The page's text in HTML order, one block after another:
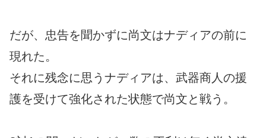
だが、忠告を聞かずに尚文はナディアの前に
現れた。
それに残念に思うナディアは、武器商人の援
護を受けて強化された状態で尚文と戦う。